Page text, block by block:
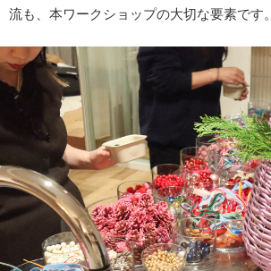
流も、本ワークショップの大切な要素です。